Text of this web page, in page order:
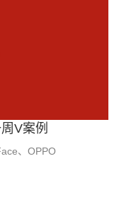
V案例
、OPPO